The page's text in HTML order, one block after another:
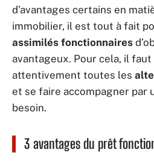
d’avantages certains en
immobilier, il est tout à fait
assimilés fonctionnaires
avantageux. Pour cela, il
attentivement toutes les
et se faire accompagner par
besoin.
3 avantages du prêt